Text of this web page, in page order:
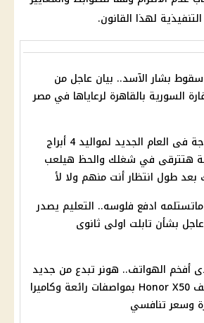
لهذا القانون.
بشار الآسد.. بيان عاجل من
السورية بالقاهرة لرعاياها في مصر
انفراجة فى العام الجديد لمواليد 4 أبراج
هتترقى في شغلك والحظ هيلعب
بعد طول انتظار أنت منهم ولا لأ
ادفع فلوسه.. التعليم يصدر
عاجل بشأن تابلت اولى ثانوى
أفخم الهواتف.. هونر تبدع من جديد
بهاتف Honor X50 بمواصفات رائعة وكاميرا
وسعر تنافسي